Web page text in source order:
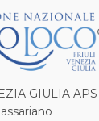
GIULIA APS